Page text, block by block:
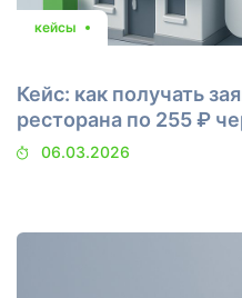
кейсы
Кейс: как получать
ресторана по 255 ₽
06.03.2026